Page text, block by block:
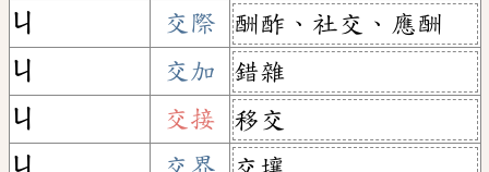
ㄐ
交際
酬酢、社交、應酬
ㄐ
交加
錯雜
ㄐ
交接
移交